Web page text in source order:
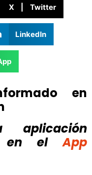
X | Twitter
LinkedIn
en
aplicación
en el
App